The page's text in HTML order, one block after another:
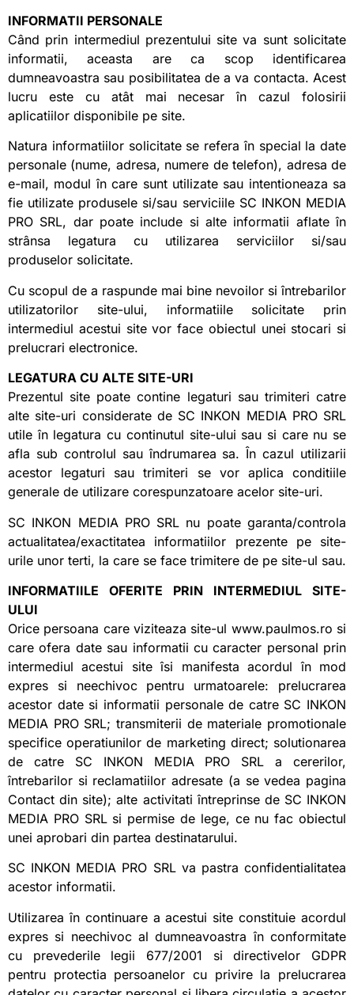
INFORMATII PERSONALE
Când prin intermediul prezentului siteva sunt solicitate
informatii, aceasta are ca scop identificarea
dumneavoastra sau posibilitatea de a va contacta. Acest
lucru este cu atât mai necesar în cazul folosirii
aplicatiilor disponibile pe site.
Natura informatiilor solicitate se refera în special la date
personale (nume, adresa, numere de telefon), adresa de
e-mail, modul în care sunt utilizate sau intentioneaza sa
fie utilizate produsele si/sau serviciile SC INKON MEDIA
PRO SRL, dar poate include si alte informatii aflate în
strânsa legatura cu utilizarea serviciilor si/sau
produselor solicitate.
Cu scopul de a raspunde mai bine nevoilor si întrebarilor
utilizatorilor site-ului, informatiile solicitate prin
intermediul acestui site vor face obiectul unei stocari si
prelucrari electronice.
LEGATURA CU ALTE SITE-URI
Prezentul site poate contine legaturi sau trimiteri catre
alte site-uri considerate de SC INKON MEDIA PRO SRL
utile în legatura cu continutul site-ului sau si care nu se
afla sub controlul sau îndrumarea sa. În cazul utilizarii
acestor legaturi sau trimiteri se vor aplica conditiile
generale de utilizare corespunzatoare acelor site-uri.
SC INKON MEDIA PRO SRL nu poate garanta/controla
actualitatea/exactitatea informatiilor prezente pe site-
urile unor terti, la care se face trimitere de pe site-ul sau.
INFORMATIILE OFERITE PRIN INTERMEDIUL SITE-
ULUI
Orice persoana care viziteaza site-ul www.paulmos.ro si
care ofera date sau informatii cu caracter personal prin
intermediul acestui site îsi manifesta acordul în mod
expres si neechivoc pentru urmatoarele: prelucrarea
acestor date si informatii personale de catre SC INKON
MEDIA PRO SRL; transmiterii de materiale promotionale
specifice operatiunilor de marketing direct; solutionarea
de catre SC INKON MEDIA PRO SRL a cererilor,
întrebarilor si reclamatiilor adresate (a se vedea pagina
Contact din site); alte activitati întreprinse de SC INKON
MEDIA PRO SRL si permise de lege, ce nu fac obiectul
unei aprobari din partea destinatarului.
SC INKON MEDIA PRO SRL va pastra confidentialitatea
acestor informatii.
Utilizarea în continuare a acestui site constituie acordul
expres si neechivoc al dumneavoastra în conformitate
cu prevederile legii 677/2001 si directivelor GDPR
pentru protectia persoanelor cu privire la prelucrarea